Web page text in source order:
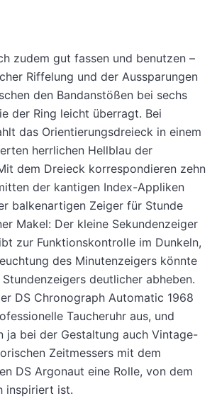
zudem gut fassen und benutzen –
Riffelung und der Aussparungen
den Bandanstößen bei sechs
der Ring leicht überragt. Bei
das Orientierungsdreieck in einem
herrlichen Hellblau der
dem Dreieck korrespondieren zehn
der kantigen Index-Appliken
balkenartigen Zeiger für Stunde
Makel: Der kleine Sekundenzeiger
zur Funktionskontrolle im Dunkeln,
des Minutenzeigers könnte
deutlicher abheben.
DS Chronograph Automatic 1968
Taucheruhr aus, und
ja bei der Gestaltung auch Vintage-
Zeitmessers mit dem
DS Argonaut eine Rolle, von dem
inspiriert ist.